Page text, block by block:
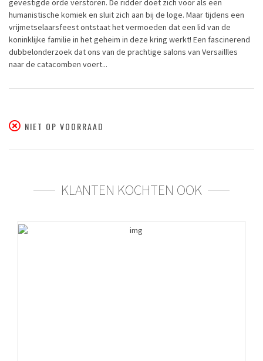
gevestigde orde verstoren. De ridder doet zich voor als een
humanistische komiek en sluit zich aan bij de loge. Maar tijdens een
vrijmetselaarsfeest ontstaat het vermoeden dat een lid van de
koninklijke familie in het geheim in deze kring werkt! Een fascinerend
dubbelonderzoek dat ons van de prachtige salons van Versaillles
naar de catacomben voert...
NIET OP VOORRAAD
KLANTEN KOCHTEN OOK